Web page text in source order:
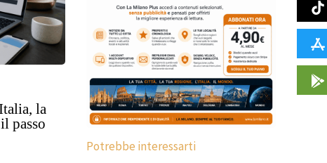
la
passo
Potrebbe interessarti